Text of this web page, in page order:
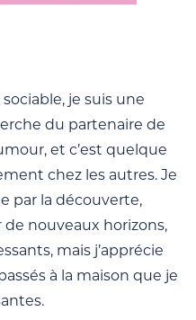
je suis une
du partenaire de
et c’est quelque
chez les autres. Je
par la découverte,
de nouveaux horizons,
mais j’apprécie
à la maison que je